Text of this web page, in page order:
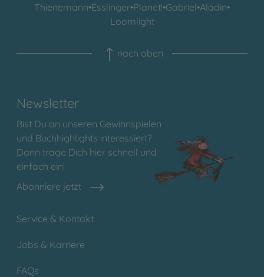
Thienemann•Esslinger•Planet!•Gabriel•Aladin•
Loomlight
nach oben
Newsletter
Bist Du an unseren Gewinnspielen
und Buchhighlights interessiert?
Dann trage Dich hier schnell und
einfach ein!
Abonniere jetzt
Service & Kontakt
Jobs & Karriere
FAQs